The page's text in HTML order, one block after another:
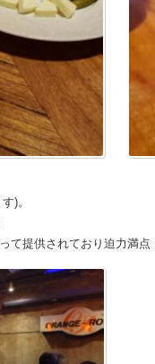
)。
て提供されており迫力満